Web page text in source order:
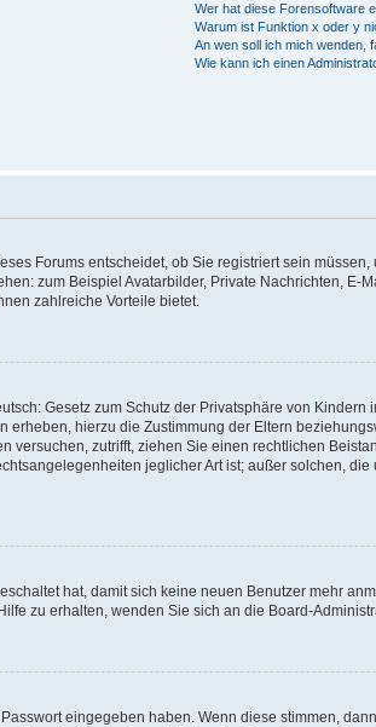
Wer hat diese Forensoftware
Warum ist Funktion x oder y
An wen soll ich mich wenden,
Wie kann ich einen
Forums entscheidet, ob Sie registriert sein
zum Beispiel Avatarbilder, Private Nachrichten,
zahlreiche Vorteile bietet.
Gesetz zum Schutz der Privatsphäre von
hierzu die Zustimmung der Eltern
versuchen, zutrifft, ziehen Sie einen rechtlichen
jeglicher Art ist; außer solchen,
hat, damit sich keine neuen Benutzer mehr
zu erhalten, wenden Sie sich an die Board-
eingegeben haben. Wenn diese stimmen,